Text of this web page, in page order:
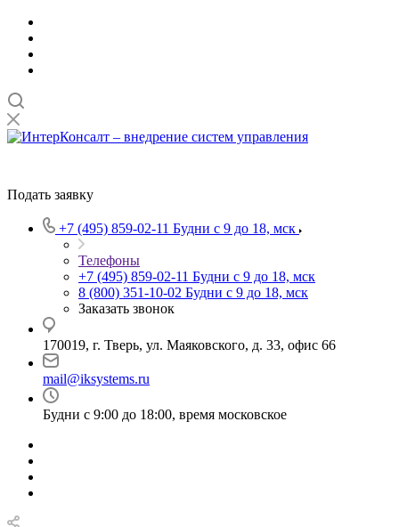
Подать заявку
+7 (495) 859-02-11 Будни с 9 до 18, мск
Телефоны
+7 (495) 859-02-11 Будни с 9 до 18, мск
8 (800) 351-10-02 Будни с 9 до 18, мск
Заказать звонок
170019, г. Тверь, ул. Маяковского, д. 33, офис 66
mail@iksystems.ru
Будни с 9:00 до 18:00, время московское